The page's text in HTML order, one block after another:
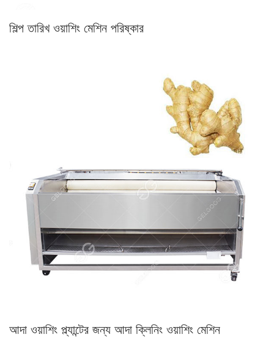
শিল্প তারিখ ওয়াশিং মেশিন পরিষ্কার
আদা ওয়াশিং প্ল্যান্টের জন্য আদা ক্লিনিং ওয়াশিং মেশিন